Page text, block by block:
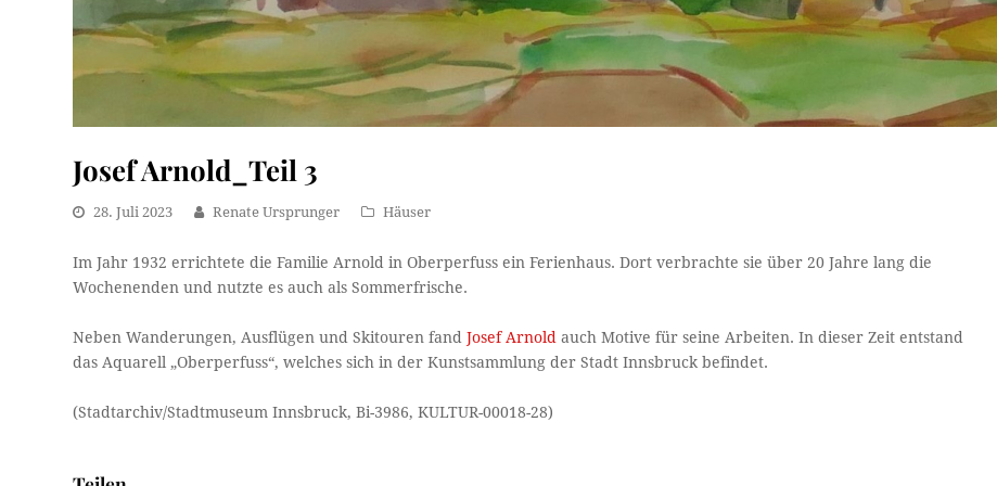
Josef Arnold_Teil 3
28. Juli 2023 Renate Ursprunger Häuser
Im Jahr 1932 errichtete die Familie Arnold in Oberperfuss ein Ferienhaus. Dort verbrachte sie über 20 Jahre lang die
Wochenenden und nutzte es auch als Sommerfrische.
Neben Wanderungen, Ausflügen und Skitouren fandJosef Arnold auch Motive für seine Arbeiten. In dieser Zeit entstand
das Aquarell „Oberperfuss“, welches sich in der Kunstsammlung der Stadt Innsbruck befindet.
(Stadtarchiv/Stadtmuseum Innsbruck, Bi-3986, KULTUR-00018-28)